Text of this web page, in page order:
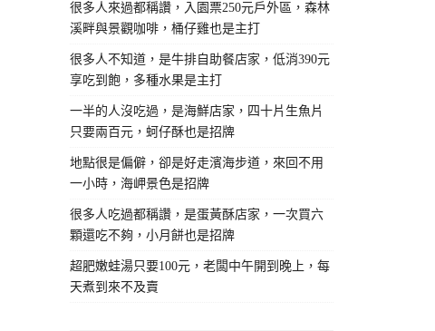
很多人來過都稱讚，入園票250元戶外區，森林
溪畔與景觀咖啡，桶仔雞也是主打
很多人不知道，是牛排自助餐店家，低消390元
享吃到飽，多種水果是主打
一半的人沒吃過，是海鮮店家，四十片生魚片
只要兩百元，蚵仔酥也是招牌
地點很是偏僻，卻是好走濱海步道，來回不用
一小時，海岬景色是招牌
很多人吃過都稱讚，是蛋黃酥店家，一次買六
顆還吃不夠，小月餅也是招牌
超肥嫩蛙湯只要100元，老闆中午開到晚上，每
天煮到來不及賣